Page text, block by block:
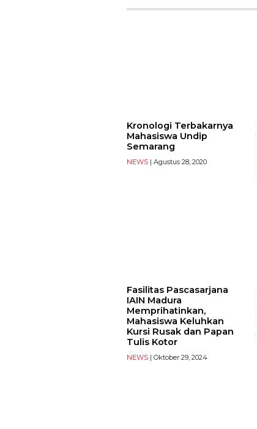
Kronologi Terbakarnya
Mahasiswa Undip
Semarang
NEWS | Agustus 28, 2020
Fasilitas Pascasarjana
IAIN Madura
Memprihatinkan,
Mahasiswa Keluhkan
Kursi Rusak dan Papan
Tulis Kotor
NEWS | Oktober 29, 2024